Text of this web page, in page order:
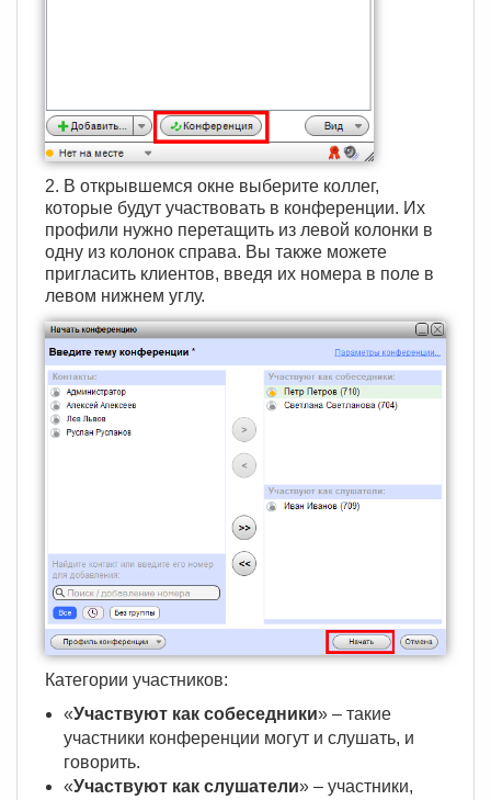
2. В открывшемся окне выберите коллег,
которые будут участвовать в конференции. Их
профили нужно перетащить из левой колонки в
одну из колонок справа. Вы также можете
пригласить клиентов, введя их номера в поле в
левом нижнем углу.
Категории участников:
«Участвуют как собеседники» – такие
участники конференции могут и слушать, и
говорить.
«Участвуют как слушатели» – участники,